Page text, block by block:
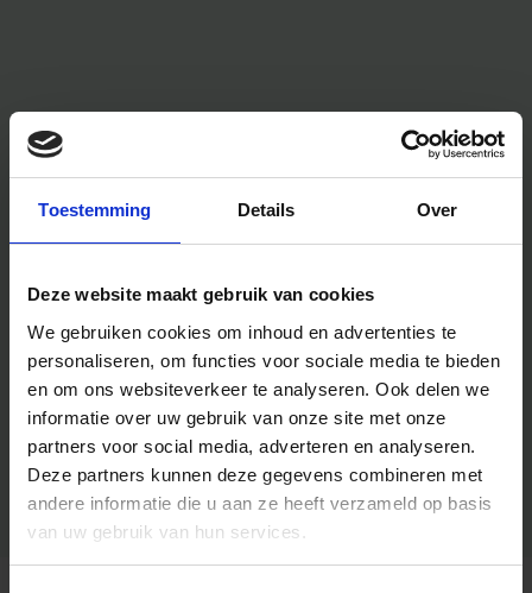
Toestemming Details Over
Deze website maakt gebruik van cookies
We gebruiken cookies om inhoud en advertenties te
personaliseren, om functies voor sociale media te bieden
en om ons websiteverkeer te analyseren. Ook delen we
informatie over uw gebruik van onze site met onze
partners voor social media, adverteren en analyseren.
Deze partners kunnen deze gegevens combineren met
andere informatie die u aan ze heeft verzameld op basis
van uw gebruik van hun services.